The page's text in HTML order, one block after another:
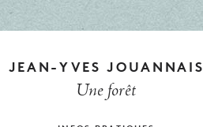
JEAN-YVES JOUANNAIS
Une forêt